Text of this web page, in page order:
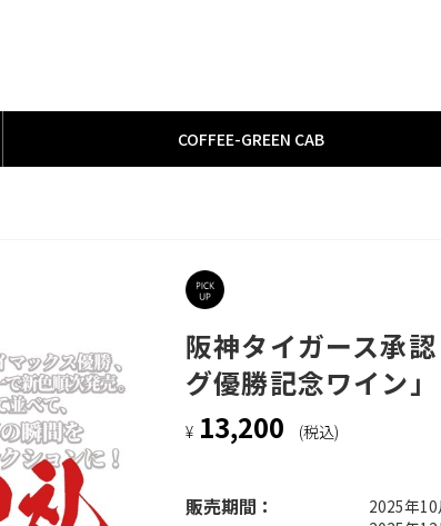
COFFEE­-­GREEN CAB
阪神タイガース承
グ優勝記念ワイン」
¥ 13,200 (税込)
販売期間：
2025年